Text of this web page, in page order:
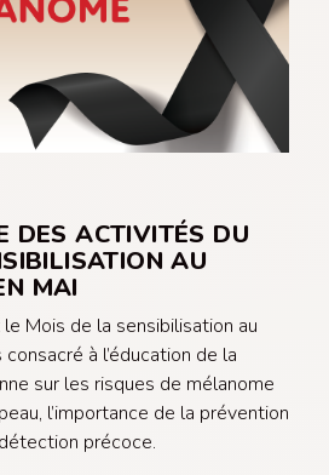
DES ACTIVITÉS DU
AU
MAI
Mois de la sensibilisation au
à l’éducation de la
sur les risques de mélanome
l’importance de la prévention
précoce.